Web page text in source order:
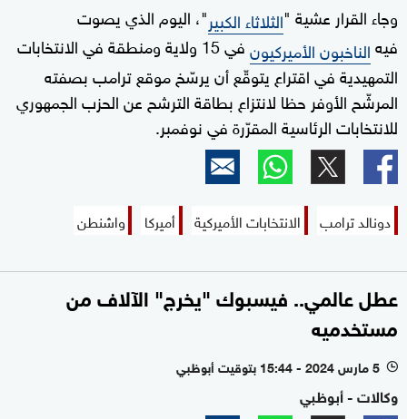
وجاء القرار عشية "الثلاثاء الكبير"، اليوم الذي يصوت
فيهالناخبون الأميركيون
في 15 ولاية ومنطقة في الانتخابات
التمهيدية في اقتراع يتوقّع أن يرسّخ موقع ترامب بصفته
المرشّح الأوفر حظا لانتزاع بطاقة الترشح عن الحزب الجمهوري
للانتخابات الرئاسية المقرّرة في نوفمبر.
دونالد ترامب الانتخابات الأميركية أميركا واشنطن
عطل عالمي.. فيسبوك "يخرج" الآلاف من
مستخدميه
l 5 مارس 2024 - 15:44 بتوقيت أبوظبي
وكالات - أبوظبي